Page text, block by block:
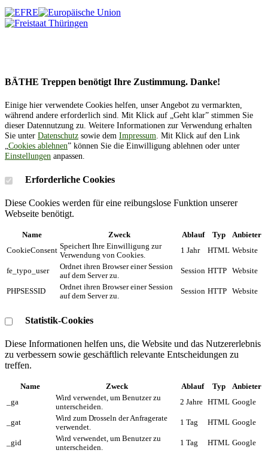
BÄTHE Treppen benötigt Ihre Zustimmung. Danke!
Einige hier verwendete Cookies helfen, unser Angebot zu vermarkten,
während andere erforderlich sind. Mit Klick auf „Geht klar” stimmen Sie
dieser Datennutzung zu. Weitere Informationen zur Verwendung erhalten
Sie unter Datenschutz sowie dem Impressum. Mit Klick auf den Link
„Cookies ablehnen” können Sie die Einwilligung ablehnen oder unter
Einstellungen anpassen.
Erforderliche Cookies
Diese Cookies werden für eine reibungslose Funktion unserer
Webseite benötigt.
Name Zweck Ablauf Typ
Anbieter
CookieConsent Speichert Ihre Einwilligung zur
Verwendung von Cookies.
1 Jahr HTML Website
fe_typo_user
Ordnet ihren Browser einer Session
auf dem Server zu.
Session HTTP Website
PHPSESSID
Ordnet ihren Browser einer Session
auf dem Server zu.
Session HTTP Website
Statistik-Cookies
Diese Informationen helfen uns, die Website und das Nutzererlebnis
zu verbessern sowie geschäftlich relevante Entscheidungen zu
treffen.
Name Zweck Ablauf Typ
Anbieter
_ga
Wird verwendet, um Benutzer zu
unterscheiden.
2 Jahre HTML Google
_gat
Wird zum Drosseln der Anfragerate
verwendet.
1 Tag HTML Google
_gid
Wird verwendet, um Benutzer zu
unterscheiden.
1 Tag HTML Google